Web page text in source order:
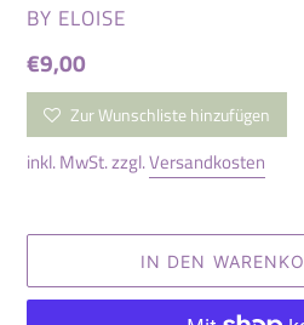
VERKÄUFER
BY ELOISE
Normaler
Preis
€9,00
Zur Wunschliste hinzufügen
inkl. MwSt. zzgl.Versandkosten
IN DEN